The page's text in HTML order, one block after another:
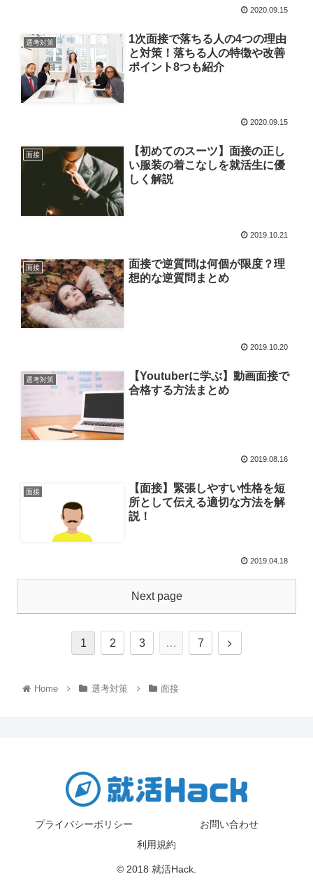
2020.09.15
選考対策
1次面接で落ちる人の4つの理由
と対策！落ちる人の特徴や改善
ポイント8つも紹介
2020.09.15
面接
【初めてのスーツ】面接の正し
い服装の着こなしを就活生に優
しく解説
2019.10.21
面接
面接で逆質問は何個が限度？理
想的な逆質問まとめ
2019.10.20
選考対策
【Youtuberに学ぶ】動画面接で
合格する方法まとめ
2019.08.16
面接
【面接】緊張しやすい性格を短
所として伝える適切な方法を解
説！
2019.04.18
Next page
1 2 3 … 7
Home 選考対策 面接
プライバシーポリシー
お問い合わせ
利用規約
© 2018 就活Hack.